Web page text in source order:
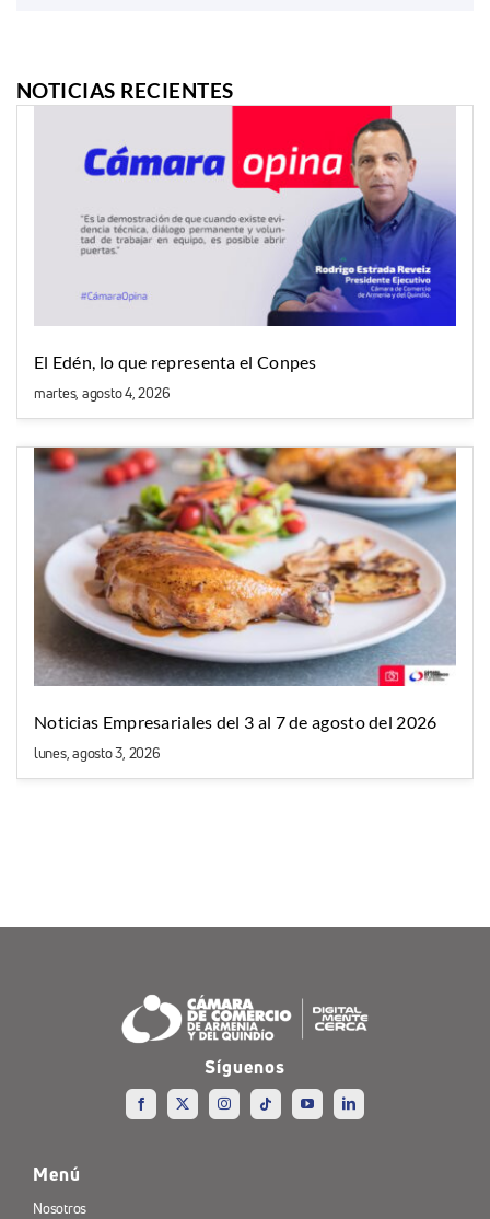
NOTICIAS RECIENTES
El Edén, lo que representa el Conpes
martes, agosto 4, 2026
Noticias Empresariales del 3 al 7 de agosto del 2026
lunes, agosto 3, 2026
Síguenos
Menú
Nosotros